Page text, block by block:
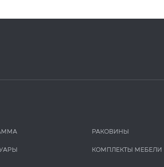
РАКОВИНЫ
КОМПЛЕКТЫ МЕБЕЛИ